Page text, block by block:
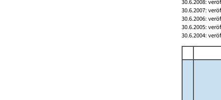
30.6.2008:
30.6.2007:
30.6.2006:
30.6.2005:
30.6.2004: